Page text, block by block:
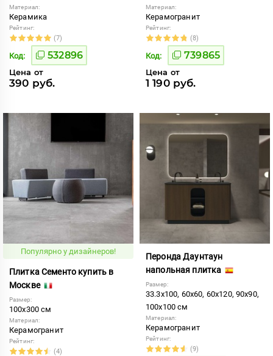
Материал:
Керамика
Рейтинг:
(7)
Код: 532896
Цена от
390 руб.
Материал:
Керамогранит
Рейтинг:
(8)
Код: 739865
Цена от
1 190 руб.
Популярно у дизайнеров!
Плитка Сементо купить в
Москве
Размер:
100x300 см
Материал:
Керамогранит
Рейтинг:
(4)
Перонда Даунтаун
напольная плитка
Размер:
33.3x100, 60x60, 60x120, 90x90,
100x100 см
Материал:
Керамогранит
Рейтинг:
(9)